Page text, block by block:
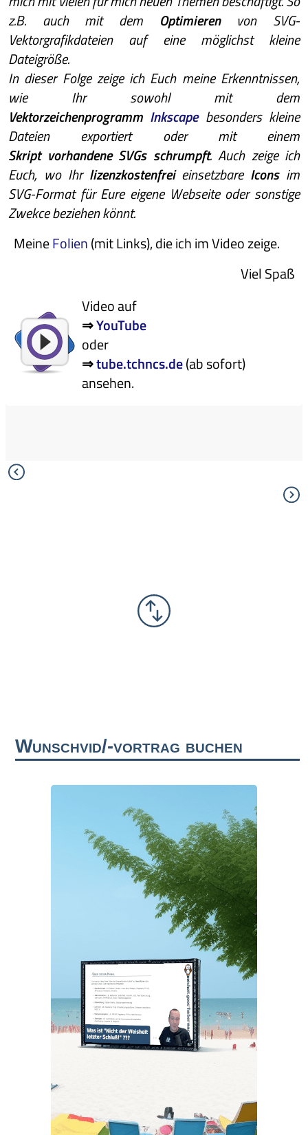
z.B. auch mit dem Optimierenvon SVG-
Vektorgrafikdateien auf eine möglichst kleine
Dateigröße.
In dieser Folge zeige ich Euch meine Erkenntnissen,
wie Ihr sowohl mit dem
Vektorzeichenprogramm Inkscapebesonders kleine
Dateien exportiert oder mit einem
Skript vorhandene SVGs schrumpft. Auch zeige ich
Euch, wo Ihr lizenzkostenfreieinsetzbare Iconsim
SVG-Format für Eure eigene Webseite oder sonstige
Zwekce beziehen könnt.
MeineFolien(mit Links), die ich im Video zeige.
Viel Spaß
Video auf
⇒YouTube
oder
⇒tube.tchncs.de(ab sofort)
ansehen.
Wunschvid/-vortrag buchen